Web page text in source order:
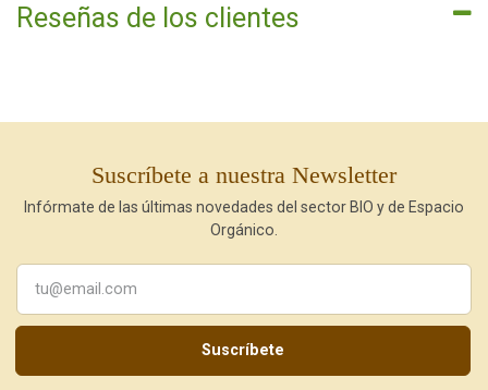
Reseñas de los clientes
Suscríbete a nuestra Newsletter
Infórmate de las últimas novedades del sector BIO y de Espacio
Orgánico.
Suscríbete